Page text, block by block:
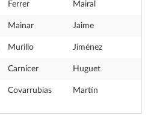
Ferrer Mairal
Mainar Jaime
Murillo Jiménez
Carnicer Huguet
Covarrubias Martín